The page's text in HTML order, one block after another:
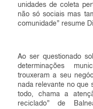
unidades de coleta
não só sociais mas
comunidade” resume
Ao ser questionado
determinações
trouxeram a seu
nada relevante no que
todo, chama a
reciclado” de